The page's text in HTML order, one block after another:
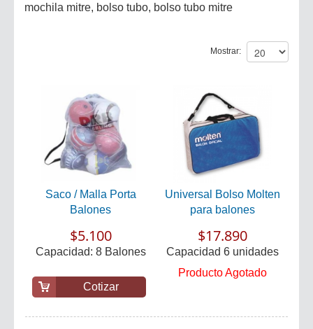
mochila mitre, bolso tubo, bolso tubo mitre
Mostrar:
Saco / Malla Porta
Balones
$5.100
Capacidad: 8 Balones
Cotizar
Universal Bolso Molten
para balones
$17.890
Capacidad 6 unidades
Producto Agotado